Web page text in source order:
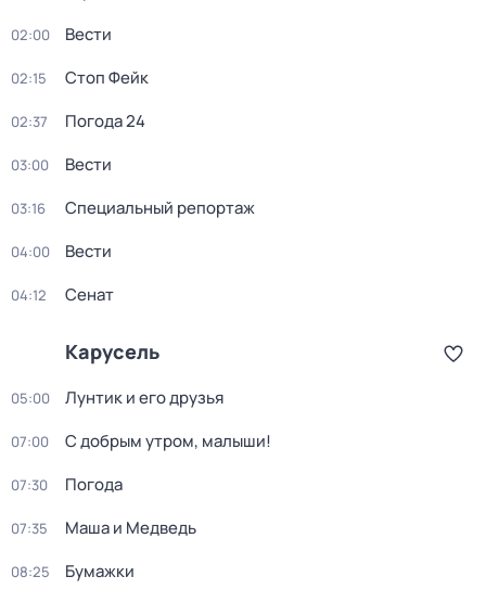
02:00 Вести
02:15 Стоп Фейк
02:37 Погода 24
03:00 Вести
03:16 Специальный репортаж
04:00 Вести
04:12 Сенат
Карусель
05:00 Лунтик и его друзья
07:00 С добрым утром, малыши!
07:30 Погода
07:35 Маша и Медведь
08:25 Бумажки